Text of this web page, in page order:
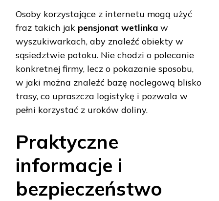
Osoby korzystające z internetu mogą użyć
fraz takich jak pensjonat wetlinka w
wyszukiwarkach, aby znaleźć obiekty w
sąsiedztwie potoku. Nie chodzi o polecanie
konkretnej firmy, lecz o pokazanie sposobu,
w jaki można znaleźć bazę noclegową blisko
trasy, co upraszcza logistykę i pozwala w
pełni korzystać z uroków doliny.
Praktyczne
informacje i
bezpieczeństwo